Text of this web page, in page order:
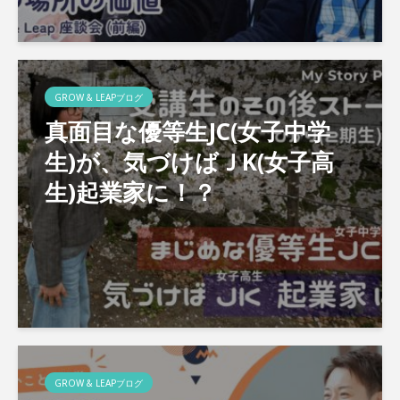
GROW & LEAPブログ
真面目な優等生JC(女子中学
生)が、気づけばＪK(女子高
生)起業家に！？
GROW & LEAPブログ